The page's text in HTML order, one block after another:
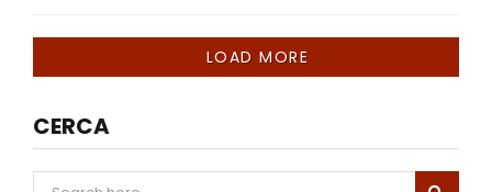
LOAD MORE
CERCA